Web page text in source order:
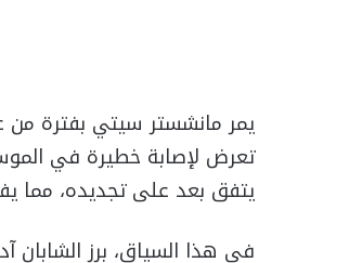
يمر مانشستر سيتي بفترة
يتفق بعد على تجديده، مما
في هذا السياق، برز